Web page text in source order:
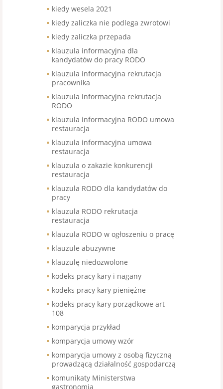
kiedy wesela 2021
kiedy zaliczka nie podlega zwrotowi
kiedy zaliczka przepada
klauzula informacyjna dla
kandydatów do pracy RODO
klauzula informacyjna rekrutacja
pracownika
klauzula informacyjna rekrutacja
RODO
klauzula informacyjna RODO umowa
restauracja
klauzula informacyjna umowa
restauracja
klauzula o zakazie konkurencji
restauracja
klauzula RODO dla kandydatów do
pracy
klauzula RODO rekrutacja
restauracja
klauzula RODO w ogłoszeniu o pracę
klauzule abuzywne
klauzulę niedozwolone
kodeks pracy kary i nagany
kodeks pracy kary pieniężne
kodeks pracy kary porządkowe art
108
komparycja przykład
komparycja umowy wzór
komparycja umowy z osobą fizyczną
prowadzącą działalność gospodarczą
komunikaty Ministerstwa
gastronomia